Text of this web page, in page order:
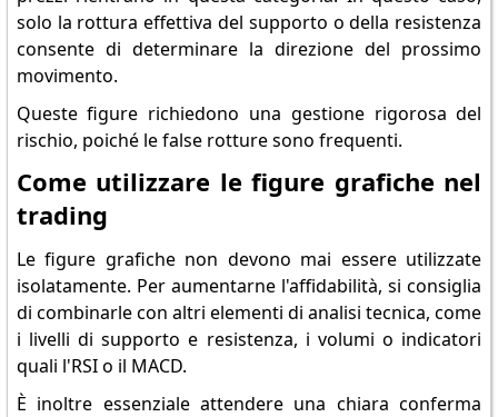
solo la rottura effettiva del supporto o della resistenza
consente di determinare la direzione del prossimo
movimento.
Queste figure richiedono una gestione rigorosa del
rischio, poiché le false rotture sono frequenti.
Come utilizzare le figure grafiche nel
trading
Le figure grafiche non devono mai essere utilizzate
isolatamente. Per aumentarne l'affidabilità, si consiglia
di combinarle con altri elementi di analisi tecnica, come
i livelli di supporto e resistenza, i volumi o indicatori
quali l'RSI o il MACD.
È inoltre essenziale attendere una chiara conferma